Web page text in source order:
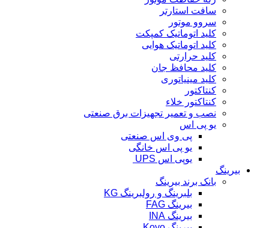
سافت استارتر
سروو موتور
کلید اتوماتیک کمپکت
کلید اتوماتیک هوایی
کلید حرارتی
کلید محافظ جان
کلید مینیاتوری
کنتاکتور
کنتاکتور خلاء
نصب و تعمیر تجهیزات برق صنعتی
یو پی اس
پی وی اس صنعتی
یو پی اس خانگی
یوپی اس UPS
بیرینگ
بانک برند بیرینگ
بلبرینگ و رولبرینگ KG
بیرینگ FAG
بیرینگ INA